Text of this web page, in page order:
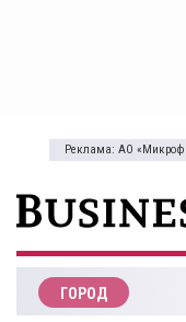
Реклама: АО
ГОРОД